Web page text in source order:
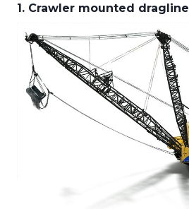
1. Crawler mounted dragline